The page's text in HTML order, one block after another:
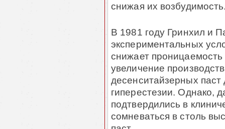
снижая их
В 1981 году Гринхил и
экспериментальных
снижает
увеличение
десенситайзерных
гиперестезии. Однако,
подтвердились в
сомневаться в столь